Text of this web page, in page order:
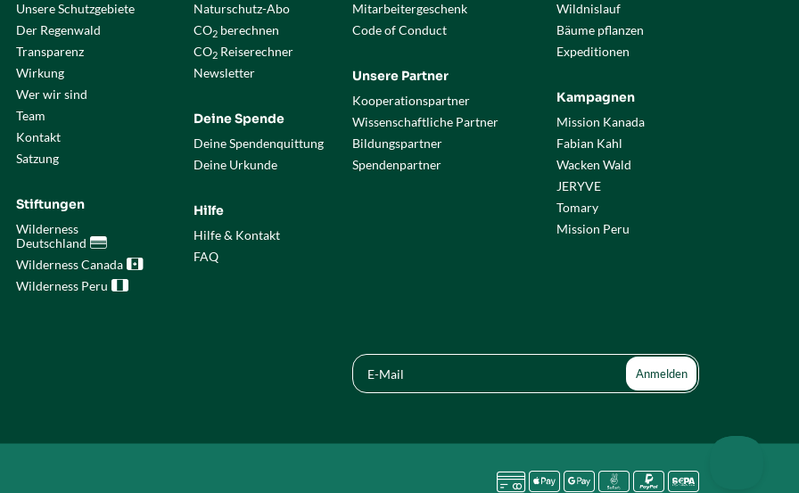
Unsere Schutzgebiete
Der Regenwald
Transparenz
Wirkung
Wer wir sind
Team
Kontakt
Satzung
Stiftungen
Wilderness
Deutschland 
Wilderness Canada 
Wilderness Peru
Naturschutz-Abo
CO2 berechnen
CO2 Reiserechner
Newsletter
Deine Spende
Deine Spendenquittung
Deine Urkunde
Hilfe
Hilfe & Kontakt
FAQ
Mitarbeitergeschenk
Code of Conduct
Unsere Partner
Kooperationspartner
Wissenschaftliche Partner
Bildungspartner
Spendenpartner
Wildnislauf
Bäume pflanzen
Expeditionen
Kampagnen
Mission Kanada
Fabian Kahl
Wacken Wald
JERYVE
Tomary
Mission Peru
     